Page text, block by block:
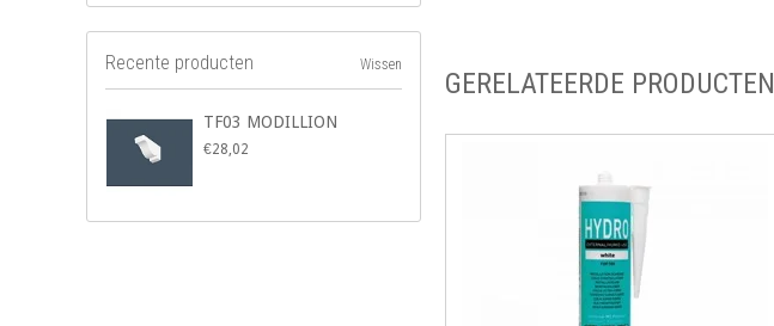
GERELATEERDE PRODUCTEN
Recente producten Wissen
TF03 MODILLION
€28,02